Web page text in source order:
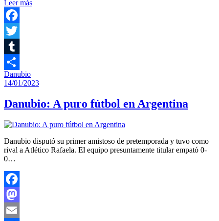
Compartir
Leer más
Facebook
Twitter
Tumblr
Compartir
Danubio
14/01/2023
Danubio: A puro fútbol en Argentina
Danubio disputó su primer amistoso de pretemporada y tuvo como
rival a Atlético Rafaela. El equipo presuntamente titular empató 0-
0…
Facebook
Mastodon